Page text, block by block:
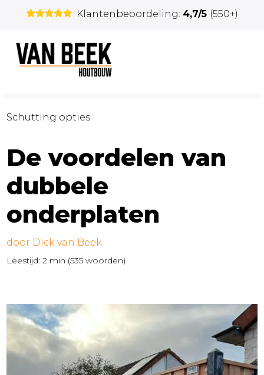
Klantenbeoordeling: 4,7/5 (550+)
Schutting opties
De voordelen van
dubbele
onderplaten
door Dick van Beek
Leestijd:2 min (535 woorden)